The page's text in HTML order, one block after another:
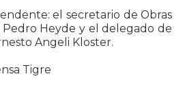
el secretario de Obras
Pedro Heyde y el delegado de
Angeli Kloster.
Tigre